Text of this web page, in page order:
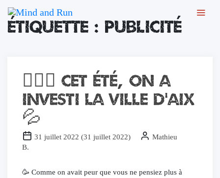
Étiquette : publicité
🚴🏻‍♀️ Cet été, on a
investi la ville d’Aix
💦
31 juillet 2022 (31 juillet 2022)
Mathieu
B.
🥳 Comme on avait peur que vous ne pensiez plus à
Chers joueurs, Nous sommes temporairement fermés suite à un
dégât des eaux ayant touché l'ensemble de notre établissement.
Les travaux avancent et nous vous retrouverons prochainement